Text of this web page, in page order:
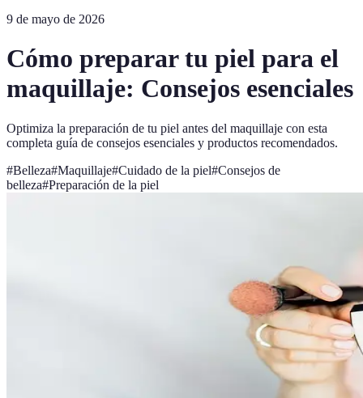
9 de mayo de 2026
Cómo preparar tu piel para el
maquillaje: Consejos esenciales
Optimiza la preparación de tu piel antes del maquillaje con esta
completa guía de consejos esenciales y productos recomendados.
#Belleza#Maquillaje#Cuidado de la piel#Consejos de
belleza#Preparación de la piel